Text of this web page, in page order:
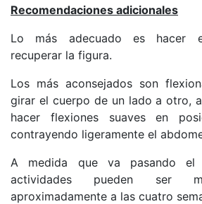
Recomendaciones adicionales
Lo más adecuado es hacer
recuperar la figura.
Los más aconsejados son
girar el cuerpo de un lado a otro,
hacer flexiones suaves en
contrayendo ligeramente el
A medida que va pasando el
actividades pueden ser
aproximadamente a las cuatro